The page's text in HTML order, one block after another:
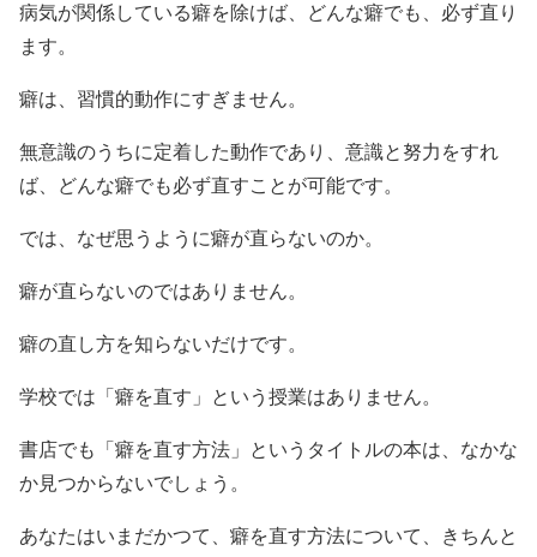
病気が関係している癖を除けば、どんな癖でも、必ず直り
ます。
癖は、習慣的動作にすぎません。
無意識のうちに定着した動作であり、意識と努力をすれ
ば、どんな癖でも必ず直すことが可能です。
では、なぜ思うように癖が直らないのか。
癖が直らないのではありません。
癖の直し方を知らないだけです。
学校では「癖を直す」という授業はありません。
書店でも「癖を直す方法」というタイトルの本は、なかな
か見つからないでしょう。
あなたはいまだかつて、癖を直す方法について、きちんと